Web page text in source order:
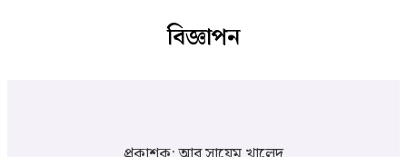
বিজ্ঞাপন